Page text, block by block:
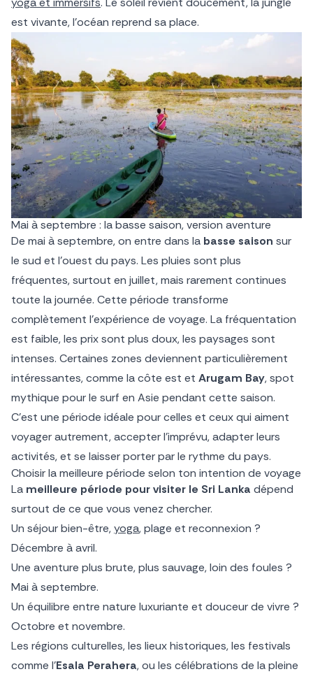
est vivante, l’océan reprend sa place.
Mai à septembre : la basse saison, version aventure
De mai à septembre, on entre dans la basse saison sur
le sud et l’ouest du pays. Les pluies sont plus
fréquentes, surtout en juillet, mais rarement continues
toute la journée. Cette période transforme
complètement l’expérience de voyage. La fréquentation
est faible, les prix sont plus doux, les paysages sont
intenses. Certaines zones deviennent particulièrement
intéressantes, comme la côte est et Arugam Bay, spot
mythique pour le surf en Asie pendant cette saison.
C’est une période idéale pour celles et ceux qui aiment
voyager autrement, accepter l’imprévu, adapter leurs
activités, et se laisser porter par le rythme du pays.
Choisir la meilleure période selon ton intention de voyage
La meilleure période pour visiter le Sri Lanka dépend
surtout de ce que vous venez chercher.
Un séjour bien-être,yoga, plage et reconnexion ?
Décembre à avril.
Une aventure plus brute, plus sauvage, loin des foules ?
Mai à septembre.
Un équilibre entre nature luxuriante et douceur de vivre ?
Octobre et novembre.
Les régions culturelles, les lieux historiques, les festivals
comme l’Esala Perahera, ou les célébrations de la pleine